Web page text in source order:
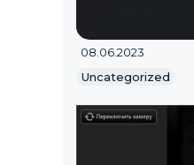
08.06.2023
Uncategorized